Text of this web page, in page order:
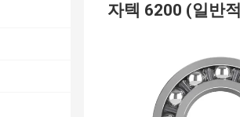
자텍 6200 (일반